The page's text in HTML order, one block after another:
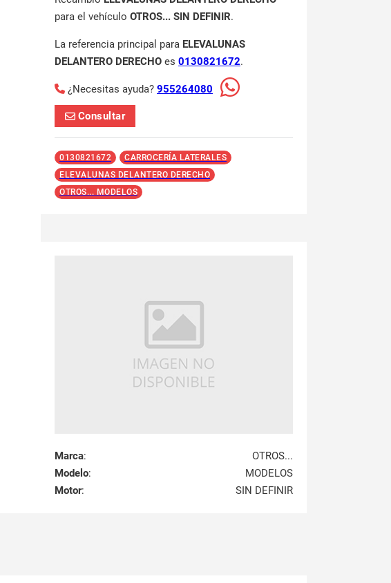
para el vehículo OTROS... SIN DEFINIR.
La referencia principal para ELEVALUNAS
DELANTERO DERECHO es 0130821672.
¿Necesitas ayuda? 955264080
Consultar
0130821672
CARROCERÍA LATERALES
ELEVALUNAS DELANTERO DERECHO
OTROS... MODELOS
Marca:
OTROS...
Modelo:
MODELOS
Motor: SIN DEFINIR